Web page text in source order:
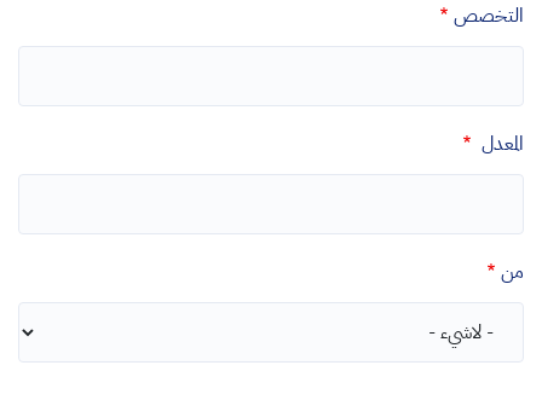
التخصص
المعدل
من